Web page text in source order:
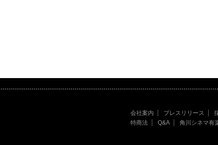
会社案内 プレスリリース
特商法
Q&A 角川シネマ有